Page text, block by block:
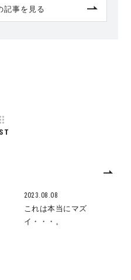
採用情報
記事を見る
2023.08.08
これは本当にマズ
イ・・・。